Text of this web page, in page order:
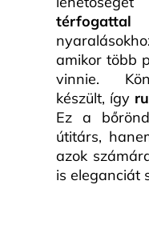
térfogattal
amikor több
vinnie.
készült, így
Ez a
útitárs,
azok
is eleganciát